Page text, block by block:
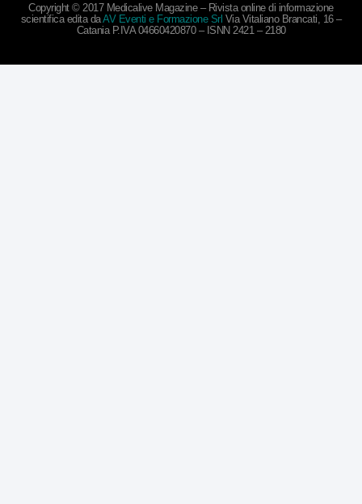
Copyright © 2017 Medicalive Magazine – Rivista online di informazione
scientifica edita daAV Eventi e Formazione Srl Via Vitaliano Brancati, 16 –
Catania P.IVA 04660420870 – ISNN 2421 – 2180